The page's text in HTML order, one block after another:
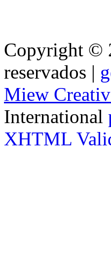
Copyright ©
reservados |
Miew
International
XHTML